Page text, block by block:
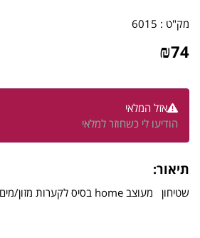
מק"ט : 6015
₪74
אזל המלאי
הודיעו לי כשחוזר למלאי
תיאור:
שטיחון מעוצב home בסיס לקערות מזון/מים